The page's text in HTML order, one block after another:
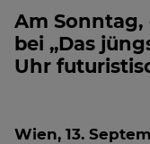
Am Sonntag,
bei „Das
Uhr
Wien, 13.